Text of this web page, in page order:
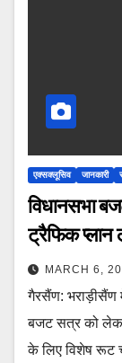
एक्सक्लूसिव जानकारी
विधानसभा
ट्रैफिक प्लान
MARCH 6,
गैरसैंण: भराड़ीसैंण
बजट सत्र को
के लिए विशेष रूट